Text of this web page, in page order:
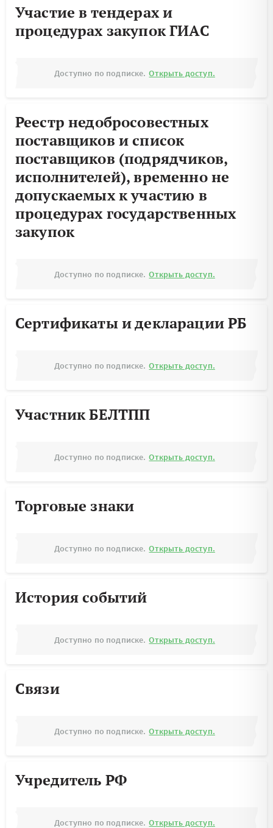
Участие в тендерах и
процедурах закупок ГИАС
Доступно по подписке. Открыть доступ.
Реестр недобросовестных
поставщиков и список
поставщиков (подрядчиков,
исполнителей), временно не
допускаемых к участию в
процедурах государственных
закупок
Доступно по подписке. Открыть доступ.
Сертификаты и декларации РБ
Доступно по подписке. Открыть доступ.
Участник БЕЛТПП
Доступно по подписке. Открыть доступ.
Торговые знаки
Доступно по подписке. Открыть доступ.
История событий
Доступно по подписке. Открыть доступ.
Связи
Доступно по подписке. Открыть доступ.
Учредитель РФ
Доступно по подписке. Открыть доступ.